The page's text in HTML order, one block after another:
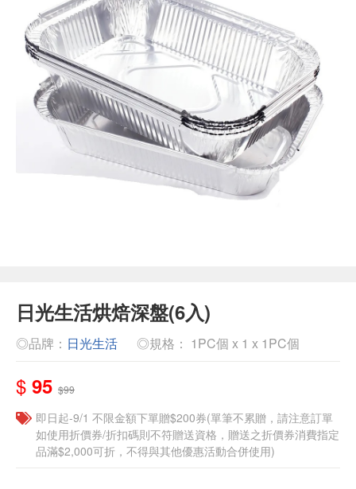
日光生活烘焙深盤(6入)
◎品牌： 日光生活 ◎規格： 1PC個 x 1 x 1PC個
$ 95 $99
即日起-9/1 不限金額下單贈$200券(單筆不累贈，請注意訂單
如使用折價券/折扣碼則不符贈送資格，贈送之折價券消費指定
品滿$2,000可折，不得與其他優惠活動合併使用)